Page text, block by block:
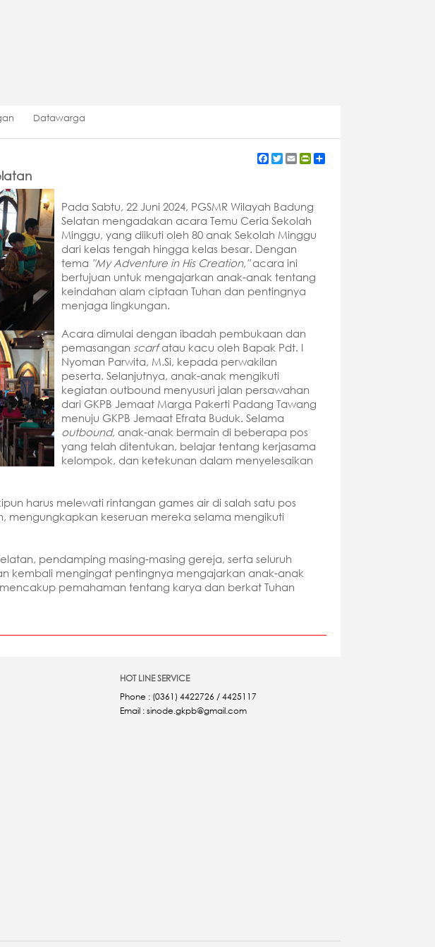
Datawarga
Facebook
TwitterEmailPrintFriendly
Share
Pada Sabtu, 22 Juni 2024, PGSMR Wilayah Badung
Selatan mengadakan acara Temu Ceria Sekolah
Minggu, yang diikuti oleh 80 anak Sekolah Minggu
dari kelas tengah hingga kelas besar. Dengan
tema "My Adventure in His Creation, "acara ini
bertujuan untuk mengajarkan anak-anak tentang
keindahan alam ciptaan Tuhan dan pentingnya
menjaga lingkungan.
Acara dimulai dengan ibadah pembukaan dan
pemasangan scarfatau kacu oleh Bapak Pdt. I
Nyoman Parwita, M.Si, kepada perwakilan
peserta. Selanjutnya, anak-anak mengikuti
kegiatan outbound menyusuri jalan persawahan
dari GKPB Jemaat Marga Pakerti Padang Tawang
menuju GKPB Jemaat Efrata Buduk. Selama
outbound, anak-anak bermain di beberapa pos
yang telah ditentukan, belajar tentang kerjasama
kelompok, dan ketekunan dalam menyelesaikan
harus melewati rintangan games air di salah satu pos
mengungkapkan keseruan mereka selama mengikuti
pendamping masing-masing gereja, serta seluruh
kembali mengingat pentingnya mengajarkan anak-anak
pemahaman tentang karya dan berkat Tuhan
HOT LINE SERVICE
Phone : (0361) 4422726 / 4425117
Email : sinode.gkpb@gmail.com